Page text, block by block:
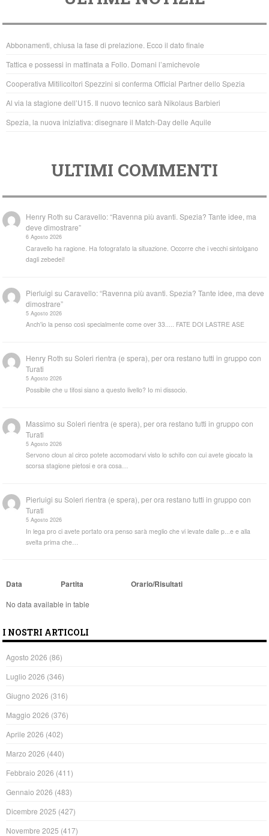
e
b
o
o
k
er s
A
p
p
Abbonamenti, chiusa la fase di prelazione. Ecco il dato finale
Tattica e possessi in mattinata a Follo. Domani l’amichevole
Cooperativa Mitilicoltori Spezzini si conferma Official Partner dello Spezia
Al via la stagione dell’U15. Il nuovo tecnico sarà Nikolaus Barbieri
Spezia, la nuova iniziativa: disegnare il Match-Day delle Aquile
ULTIMI COMMENTI
Henry Roth suCaravello: “Ravenna più avanti. Spezia? Tante idee, ma
deve dimostrare”
6 Agosto 2026
Caravello ha ragione. Ha fotografato la situazione. Occorre che i vecchi sintolgano
dagli zebedei!
Pierluigi suCaravello: “Ravenna più avanti. Spezia? Tante idee, ma deve
dimostrare”
5 Agosto 2026
Anch'io la penso così specialmente come over 33..... FATE DOI LASTRE ASE
Henry Roth suSoleri rientra (e spera), per ora restano tutti in gruppo con
Turati
5 Agosto 2026
Possibile che u tifosi siano a questo livello? Io mi dissocio.
Massimo suSoleri rientra (e spera), per ora restano tutti in gruppo con
Turati
5 Agosto 2026
Servono cloun al circo potete accomodarvi visto lo schifo con cui avete giocato la
scorsa stagione pietosi e ora cosa…
Pierluigi suSoleri rientra (e spera), per ora restano tutti in gruppo con
Turati
5 Agosto 2026
In lega pro ci avete portato ora penso sarà meglio che vi levate dalle p...e e alla
svelta prima che…
Data Partita Orario/Risultati
No data available in table
I NOSTRI ARTICOLI
Agosto 2026 (86)
Luglio 2026 (346)
Giugno 2026 (316)
Maggio 2026 (376)
Aprile 2026 (402)
Marzo 2026 (440)
Febbraio 2026 (411)
Gennaio 2026 (483)
Dicembre 2025 (427)
Novembre 2025 (417)